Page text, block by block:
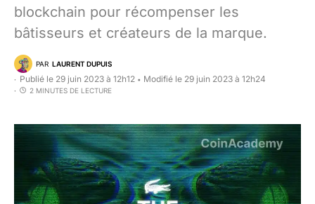
blockchain pour récompenser les
bâtisseurs et créateurs de la marque.
PAR LAURENT DUPUIS
Publié le 29 juin 2023 à 12h12 • Modifié le 29 juin 2023 à 12h24
2 MINUTES DE LECTURE